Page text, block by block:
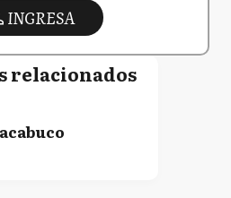
INGRESA
relacionados